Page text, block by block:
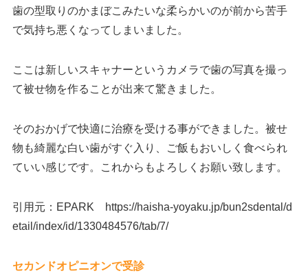
歯の型取りのかまぼこみたいな柔らかいのが前から苦手
で気持ち悪くなってしまいました。
ここは新しいスキャナーというカメラで歯の写真を撮っ
て被せ物を作ることが出来て驚きました。
そのおかげで快適に治療を受ける事ができました。被せ
物も綺麗な白い歯がすぐ入り、ご飯もおいしく食べられ
ていい感じです。これからもよろしくお願い致します。
引用元：EPARK https://haisha-yoyaku.jp/bun2sdental/d
etail/index/id/1330484576/tab/7/
セカンドオピニオンで受診